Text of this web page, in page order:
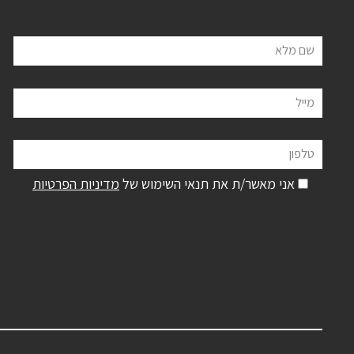
שם מלא
מייל
טלפון
אני מאשר/ת את תנאי השימוש של מדיניות הפרטיות